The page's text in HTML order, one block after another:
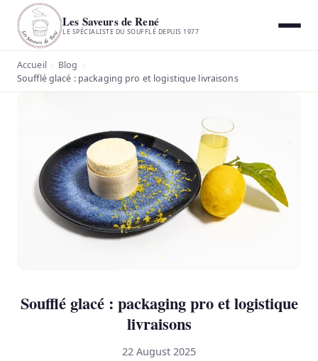
Les Saveurs de René
LE SPÉCIALISTE DU SOUFFLÉ DEPUIS 1977
Accueil › Blog ›
Soufflé glacé : packaging pro et logistique livraisons
Soufflé glacé : packaging pro et logistique
livraisons
22 August 2025